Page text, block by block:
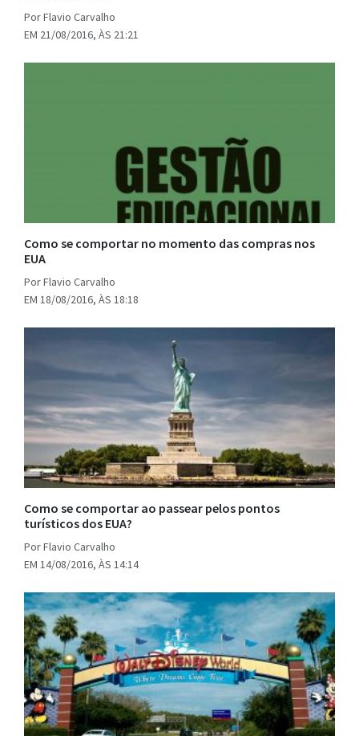
Por Flavio Carvalho
EM 21/08/2016, ÀS 21:21
Como se comportar no momento das compras nos
EUA
Por Flavio Carvalho
EM 18/08/2016, ÀS 18:18
Como se comportar ao passear pelos pontos
turísticos dos EUA?
Por Flavio Carvalho
EM 14/08/2016, ÀS 14:14